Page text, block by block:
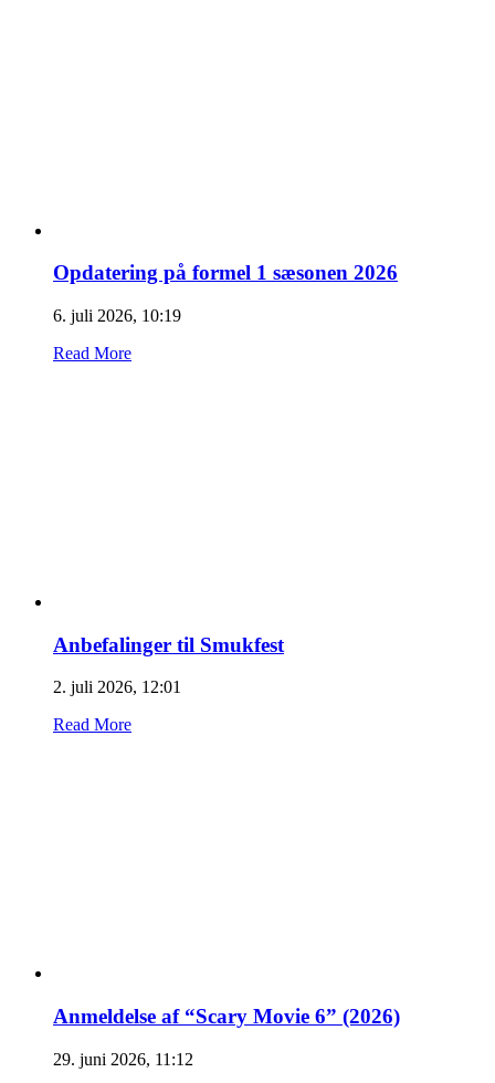
Opdatering på formel 1 sæsonen 2026
6. juli 2026, 10:19
Read More
Anbefalinger til Smukfest
2. juli 2026, 12:01
Read More
Anmeldelse af “Scary Movie 6” (2026)
29. juni 2026, 11:12